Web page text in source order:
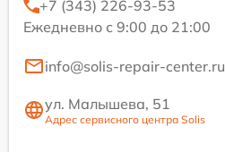
+7 (343) 226-93-53
Ежедневно с 9:00 до 21:00
info@solis-repair-center.ru
ул. Малышева, 51
Адрес сервисного центра Solis